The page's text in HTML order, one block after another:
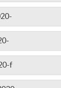
f